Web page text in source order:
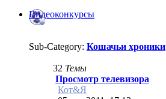
Видеоконкурсы
Sub-Category: Кошачьи хроники
32 Темы
Просмотр телевизора
Кот&Я